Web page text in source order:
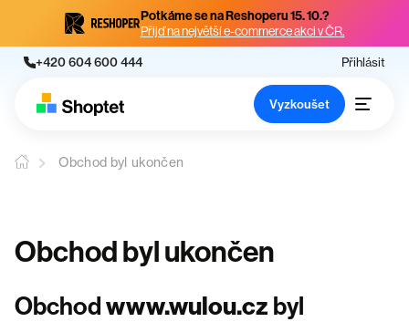
Potkáme se na Reshoperu 15. 10.?
Přijď na největší e-commerce akci v ČR.
+420 604 600 444 Přihlásit
Vyzkoušet
Obchod byl ukončen
Obchod byl ukončen
Obchodwww.wulou.cz byl